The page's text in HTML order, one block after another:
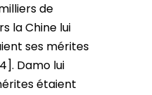
de
la Chine lui
ses mérites
Damo lui
étaient